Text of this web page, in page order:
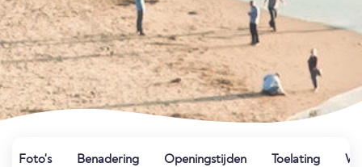
Foto's Benadering Openingstijden Toelating